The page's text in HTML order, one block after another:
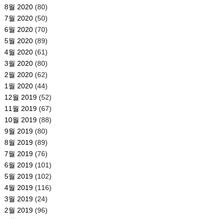
8월 2020(80)
7월 2020(50)
6월 2020(70)
5월 2020(89)
4월 2020(61)
3월 2020(80)
2월 2020(62)
1월 2020(44)
12월 2019(52)
11월 2019(67)
10월 2019(88)
9월 2019(80)
8월 2019(89)
7월 2019(76)
6월 2019(101)
5월 2019(102)
4월 2019(116)
3월 2019(24)
2월 2019(96)